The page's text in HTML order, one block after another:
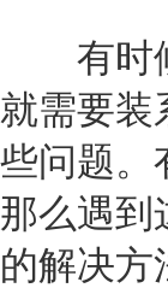
有时候
就需要装
些问题。
那么遇到
的解决方